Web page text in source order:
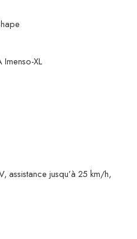
XL
assistance jusqu’à 25 km/h,